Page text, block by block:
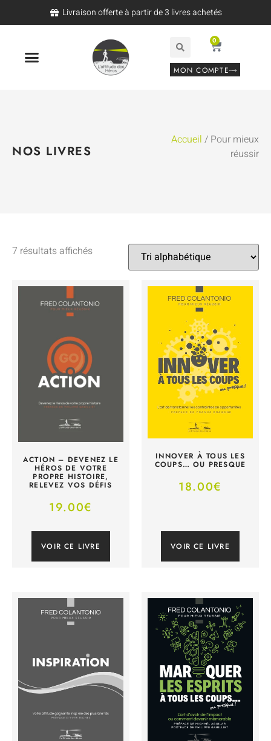
Livraison offerte à partir de 3 livres achetés
0
MON COMPTE
NOS LIVRES
Accueil / Pour mieux
réussir
7 résultats affichés
ACTION – DEVENEZ LE
HÉROS DE VOTRE
PROPRE HISTOIRE,
RELEVEZ VOS DÉFIS
19.00€
VOIR CE LIVRE
INNOVER À TOUS LES
COUPS… OU PRESQUE
18.00€
VOIR CE LIVRE